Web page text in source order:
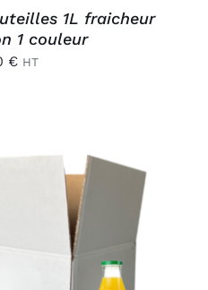
1L fraicheur
1 couleur
€ HT